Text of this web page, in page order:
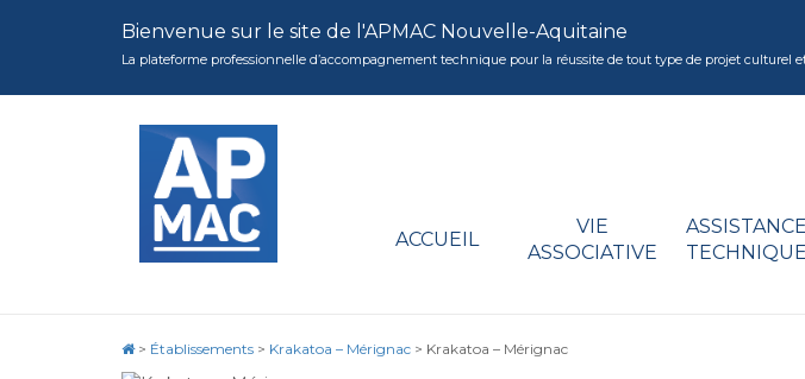
Bienvenue sur le site de l'APMAC Nouvelle-Aquitaine
La plateforme professionnelle d’accompagnement technique pour la réussite de tout type de projet culturel
ACCUEIL
VIE
ASSOCIATIVE
ASSISTANCE
TECHNIQUE
> Établissements > Krakatoa – Mérignac > Krakatoa – Mérignac